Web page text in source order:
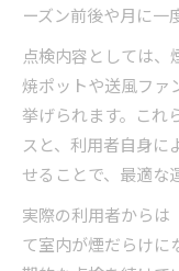
ーズン前後や月に一
点検内容としては
焼ポットや送風ファ
挙げられます。これ
スと、利用者自身に
せることで、最適な
実際の利用者からは
て室内が煙だらけに